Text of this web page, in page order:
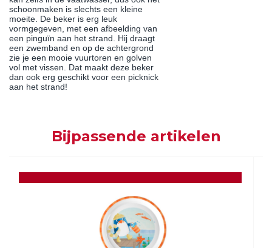
schoonmaken is slechts een kleine
moeite. De beker is erg leuk
vormgegeven, met een afbeelding van
een pinguïn aan het strand. Hij draagt
een zwemband en op de achtergrond
zie je een mooie vuurtoren en golven
vol met vissen. Dat maakt deze beker
dan ook erg geschikt voor een picknick
aan het strand!
Bijpassende artikelen